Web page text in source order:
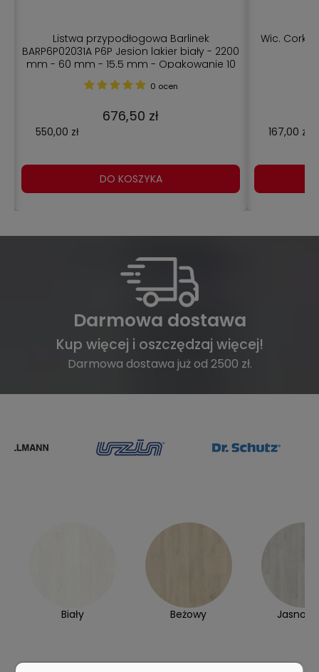
Listwa przypodłogowa Barlinek
BARP6P02031A P6P Jesion lakier biały - 2200
mm - 60 mm - 15.5 mm - Opakowanie 10
szt
0 ocen
676,50 zł
550,00 zł
DO KOSZYKA
Wic. Cork
167,00 zł
Darmowa dostawa
Kup więcej i oszczędzaj więcej!
Darmowa dostawa już od 2500 zł.
Biały Beżowy